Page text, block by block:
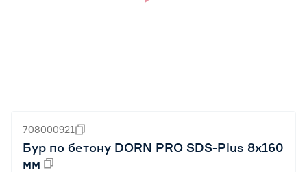
708000921
Бур по бетону DORN PRO SDS-Plus 8x160
мм